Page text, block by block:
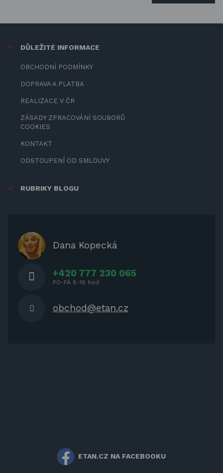
DŮLEŽITÉ INFORMACE
OBCHODNÍ PODMÍNKY
DOPRAVA A PLATBA
REALIZACE V ČR
ZÁSADY ZPRACOVÁNÍ SOUBORŮ
COOKIES
KONTAKT
ODSTOUPENÍ OD SMLOUVY
RUBRIKY BLOGU
OCHRANNÉ KRYTY NA ZAHRADNÍ
NÁBYTEK
ETAN.CZ NA FACEBOOKU
Dana Kopecká
+420 777 230 065
PO-PÁ 8-18 hod
obchod@etan.cz